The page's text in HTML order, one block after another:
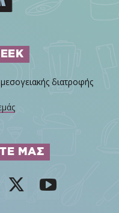
διατροφής
ΜΑΣ